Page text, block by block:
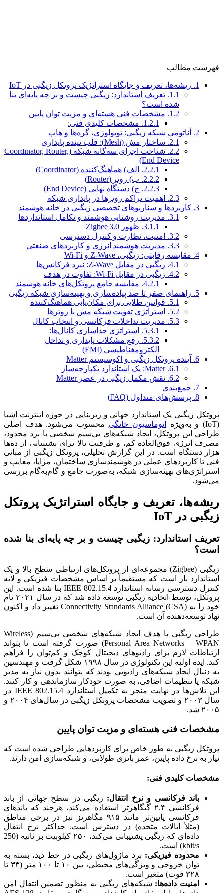
فهرست مطالب
1. ریشه‌ها، تعریف و جایگاه استراتژیک پروتکل زیگبی در IoT
1.1. تعریف استاندارد: زیگبی چیست و بر چه پایه‌ای بنا
شده است؟
1.2. مشخصات فنی هسته‌ای و مزیت توان پایین
1.2.1. مشخصات کلیدی فنی:
2.
آناتومی شبکه زیگبی: توپولوژی، گره‌ها و هاب
2.1. ساختار مش (Mesh): قلب تپنده پایداری
2.2.
شناخت اجزای سه‌گانه شبکه (Coordinator, Router,
End Device)
2.2.1.
الف) هماهنگ‌کننده (Coordinator)
2.2.2. ب) روتر (Router)
2.2.3. ج) دستگاه نهایی (End Device)
2.3.
اهمیت تراکم روترها در پایداری شبکه
3. کاربردها و سناریوهای تخصصی زیگبی در خانه هوشمند
3.1. مدیریت روشنایی هوشمند و تکامل استانداردها
3.1.1. ظهور Zigbee 3.0
3.2.
امنیت، نظارت و کنترل دسترسی
3.3. مدیریت هوشمند انرژی و کاربردهای صنعتی
4. مقایسه رقابتی: زیگبی، Z-Wave و Wi-Fi
4.1. زیگبی در مقابل Z-Wave: نبرد فرکانس‌ها
4.2. زیگبی در مقابل Wi-Fi: تفاوت در هدف
4.2.1. مقایسه جامع پروتکل‌های خانه هوشمند
5. راهنمای صفر تا صد پیاده‌سازی و بهینه‌سازی شبکه زیگبی
5.1. قوانین طلایی برای مکان‌یابی هماهنگ‌کننده
5.2.
استراتژی تقویت شبکه مش با روترها
5.3. مدیریت تداخلات فرکانسی و انتخاب کانال
5.3.1.
استراتژی جداسازی کانال‌ها:
5.3.2. رفع مشکلات پایداری و تداخل
الکترومغناطیسی (EMI)
6.
آینده پروتکل زیگبی و اکوسیستم Matter
6.1. Matter: یک استاندارد یکپارچه‌ساز
6.2. نقش مکمل زیگبی در عصر Matter
7. جمع‌بندی
8. پرسش‌های متداول (FAQ)
پروتکل زیگبی یک استاندارد جهانی و زیربنایی در حوزه اینترنت اشیا
(IoT) و به‌ویژه
اتوماسیون خانگی محسوب می‌شود. هدف اصلی
طراحی این پروتکل، ایجاد شبکه‌های بی‌سیم شخصی با برد محدود،
مصرف انرژی فوق‌العاده کم، و ظرفیت بالا برای پشتیبانی از ده‌ها
هزار دستگاه است. در این گزارش تحلیلی، پروتکل زیگبی از مبانی
فنی تا کاربردهای عملی در هوشمندسازی ساختمان، مزایا، معایب و
استراتژی‌های بهینه‌سازی شبکه، به‌صورت جامع و گام‌به‌گام بررسی
می‌شود.
ریشه‌ها، تعریف و جایگاه استراتژیک پروتکل
زیگبی در IoT
تعریف استاندارد: زیگبی چیست و بر چه پایه‌ای بنا شده
است؟
زیگبی (Zigbee) مجموعه‌ای از پروتکل‌های ارتباطی سطح بالا و یک
استاندارد باز است که مستقیماً بر اساس مشخصات فیزیکی و لایه
کنترل دسترسی رسانه استاندارد IEEE 802.15.4 بنا شده است. این
پروتکل، توسط اتحادیه زیگبی توسعه داده شد که در سال ۲۰۲۱ نام
خود را به Connectivity Standards Alliance (CSA) تغییر داد و اکنون
نهاد توسعه‌دهنده آن است.
طراحی زیگبی با هدف ایجاد شبکه‌های شخصی بی‌سیم (Wireless
Personal Area Networks – WPAN) صورت گرفته است تا بتواند
ارتباطات لازم برای رادیوهای دیجیتال کوچک و کم‌توان را فراهم
کند. ایده اولیه این تکنولوژی در سال ۱۹۹۸ شکل گرفت و مهندسین
به دنبال ایجاد شبکه‌های رادیویی بودند که بتوانند بدون نیاز به مدیر
شبکه یا تنظیمات اضافی، به صورت خودکار سازماندهی و کار کنند.
این تلاش‌ها در نهایت منجر به تکمیل استاندارد IEEE 802.15.4 در
سال ۲۰۰۳ و تصویب مشخصات پروتکل زیگبی در سال‌های ۲۰۰۴ و
۲۰۰۵ شد.
مشخصات فنی هسته‌ای و مزیت توان پایین
پروتکل زیگبی به طور خاص برای کاربردهایی طراحی شده است که
نیاز به نرخ داده پایین، عمر باتری طولانی، و شبکه‌سازی امن دارند.
مشخصات کلیدی فنی:
باند فرکانسی و نرخ انتقال: زیگبی در سطح جهانی از باند
فرکانسی ۲.۴ گیگاهرتز استفاده می‌کند، هرچند که باندهای
فرکانسی پایین‌تر مانند ۹۱۵ مگاهرتز نیز در برخی مناطق
(مثلاً ایالات متحده) در دسترس است. حداکثر نرخ انتقال
داده‌ای که زیگبی پشتیبانی می‌کند، ۲۵۰ کیلوبیت بر ثانیه (250
kbit/s) است.
محدوده فیزیکی: برد ماژول‌های زیگبی در خط دید، بسته به
توان خروجی و ویژگی‌های محیطی، بین ۱۰ تا ۱۰۰ متر (۳۳ تا
۳۲۸ فوت) متغیر است.
امنیت داده‌ها: شبکه‌های زیگبی به منظور تضمین انتقال امن